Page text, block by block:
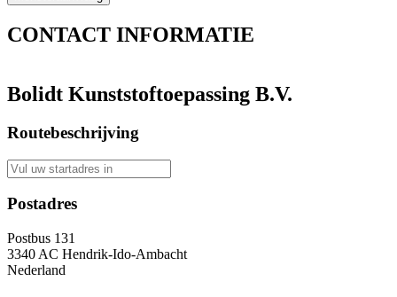
CONTACT INFORMATIE
Bolidt Kunststoftoepassing B.V.
Routebeschrijving
Postadres
Postbus 131
3340 AC Hendrik-Ido-Ambacht
Nederland